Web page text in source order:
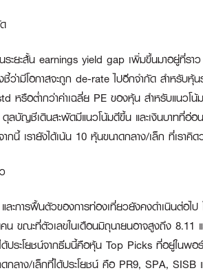
ระยะสั้น earnings yield gap เพิ่มขึ้นมาอยู่ที่
ว่ามีโอกาสจะถูก de-rate ไปอีกจำกัด สำหรับ
หรือต่ำกว่าค่าเฉลี่ย PE ของหุ้น สำหรับแนวโ
บัญชีเดินสะพัดมีแนวโน้มดีขึ้น และเงินบาทที่อ่อ
นี้ เรายังได้เน้น 10 หุ้นขนาดกลาง/เล็ก ที่เราคิ
และการฟื้นตัวของการท่องเที่ยวยังคงดำเนินต่อ
น ขณะที่ตัวเลขในเดือนมิถุนายนอาจสูงถึง
ประโยชน์จากธีมนี้คือหุ้น Top Picks ที่อยู่ใน
กลาง/เล็กที่ได้ประโยชน์ คือ PR9, SPA, SISB